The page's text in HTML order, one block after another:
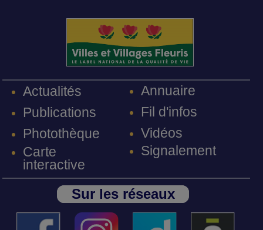
Actualités
Publications
Photothèque
Carte
interactive
Annuaire
Fil d'infos
Vidéos
Signalement
Sur les réseaux